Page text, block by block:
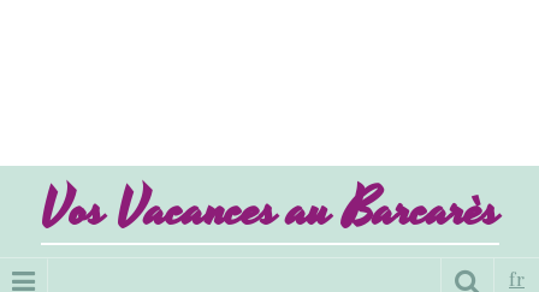
Vos Vacances au Barcarès
fr